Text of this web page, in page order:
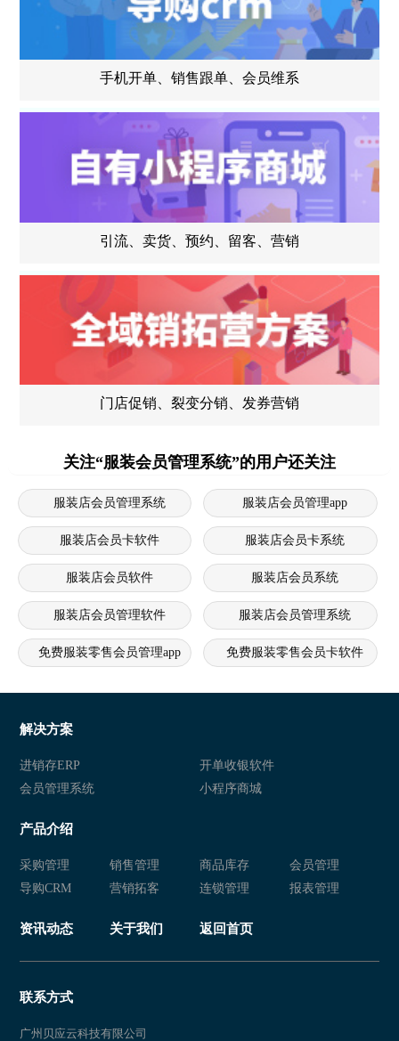
手机开单、销售跟单、会员维系
引流、卖货、预约、留客、营销
门店促销、裂变分销、发券营销
关注“服装会员管理系统”的用户还关注
服装店会员管理系统 服装店会员管理app
服装店会员卡软件 服装店会员卡系统
服装店会员软件 服装店会员系统
服装店会员管理软件 服装店会员管理系统
免费服装零售会员管理app 免费服装零售会员卡软件
免费服装零售会员系统
免费服装零售会员管理系统 免费服装零售店会员管理app
免费服装零售店会员软件
免费线下服装店会员系统
免费线下服装店会员管理系统
解决方案
进销存ERP
开单收银软件
会员管理系统
小程序商城
产品介绍
采购管理 销售管理 商品库存
会员管理
导购CRM
营销拓客 连锁管理 报表管理
资讯动态 关于我们 返回首页
联系方式
广州贝应云科技有限公司